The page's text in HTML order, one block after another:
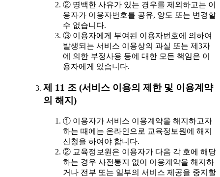
② 명백한 사유가 있는 경우를 제외하고는 이
용자가 이용자번호를 공유, 양도 또는 변경할
수 없습니다.
③ 이용자에게 부여된 이용자번호에 의하여
발생되는 서비스 이용상의 과실 또는 제3자
에 의한 부정사용 등에 대한 모든 책임은 이
용자에게 있습니다.
제 11 조 (서비스 이용의 제한 및 이용계약
의 해지)
① 이용자가 서비스 이용계약을 해지하고자
하는 때에는 온라인으로 교육정보원에 해지
신청을 하여야 합니다.
② 교육정보원은 이용자가 다음 각 호에 해당
하는 경우 사전통지 없이 이용계약을 해지하
거나 전부 또는 일부의 서비스 제공을 중지할